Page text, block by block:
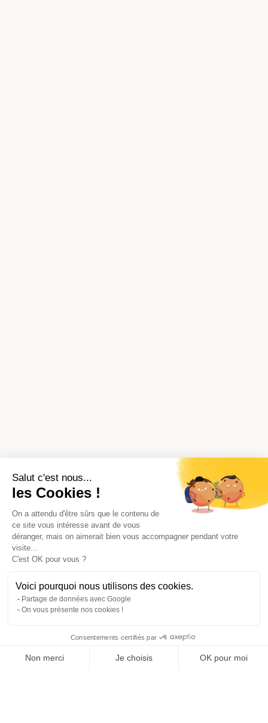
Salut c'est nous...
les Cookies !
On a attendu d'être sûrs que le contenu de
ce site vous intéresse avant de vous
déranger, mais on aimerait bien vous accompagner pendant votre
visite...
C'est OK pour vous ?
Voici pourquoi nous utilisons des cookies.
Partage de données avec Google
On vous présente nos cookies !
Consentements certifiés par
Non merci Je choisis OK pour moi